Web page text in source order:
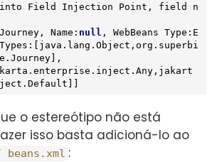
Field Injection Point, field n
Name: null , WebBeans Type:E
Types:[java.lang.Object,org.superbi
o estereótipo não está
isso basta adicioná-lo ao
beans.xml :